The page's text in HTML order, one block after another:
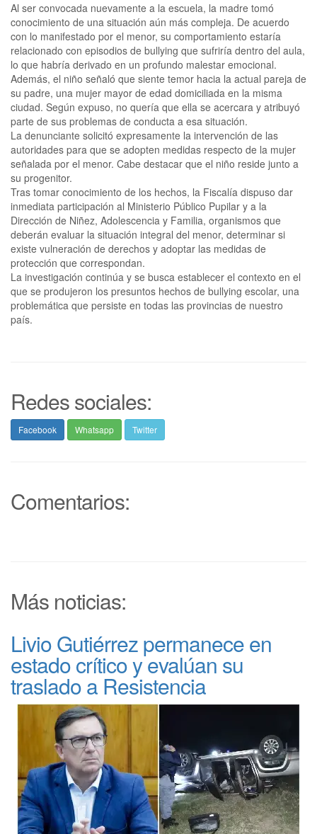
Al ser convocada nuevamente a la escuela, la madre tomó
conocimiento de una situación aún más compleja. De acuerdo
con lo manifestado por el menor, su comportamiento estaría
relacionado con episodios de bullying que sufriría dentro del aula,
lo que habría derivado en un profundo malestar emocional.
Además, el niño señaló que siente temor hacia la actual pareja de
su padre, una mujer mayor de edad domiciliada en la misma
ciudad. Según expuso, no quería que ella se acercara y atribuyó
parte de sus problemas de conducta a esa situación.
La denunciante solicitó expresamente la intervención de las
autoridades para que se adopten medidas respecto de la mujer
señalada por el menor. Cabe destacar que el niño reside junto a
su progenitor.
Tras tomar conocimiento de los hechos, la Fiscalía dispuso dar
inmediata participación al Ministerio Público Pupilar y a la
Dirección de Niñez, Adolescencia y Familia, organismos que
deberán evaluar la situación integral del menor, determinar si
existe vulneración de derechos y adoptar las medidas de
protección que correspondan.
La investigación continúa y se busca establecer el contexto en el
que se produjeron los presuntos hechos de bullying escolar, una
problemática que persiste en todas las provincias de nuestro
país.
Redes sociales:
Facebook Whatsapp Twitter
Comentarios:
Más noticias:
Livio Gutiérrez permanece en
estado crítico y evalúan su
traslado a Resistencia